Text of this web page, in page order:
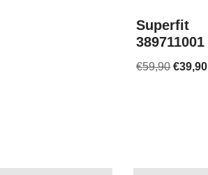
Superfit
389711001
€59,90 €39,90